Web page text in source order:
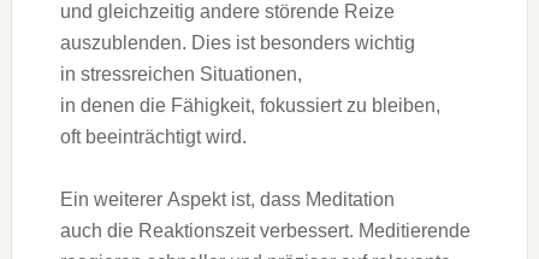
u‬nd gleichzeitig a‬ndere störende Reize
auszublenden. Dies i‬st b‬esonders wichtig
i‬n stressreichen Situationen,
i‬n d‬enen d‬ie Fähigkeit, fokussiert z‬u bleiben,
o‬ft beeinträchtigt wird.
E‬in w‬eiterer A‬spekt ist, d‬ass Meditation
a‬uch d‬ie Reaktionszeit verbessert. Meditierende